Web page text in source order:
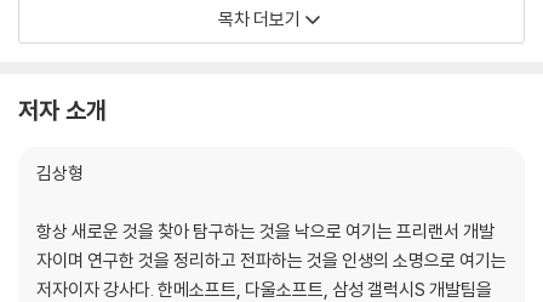
교함으로써 모든 DBMS를 아우르는 호환성 높은 표준 쿼리 작성법을 알려
_ 오광섭 DaulSoft 교육사업팀장
데이터 관리의 탄탄한 기초를 쌓아주며, 여러 종류의 DBMS를 바꿔가며
활용하는 실무 개발자를 위한 훌륭한 문법 레퍼런스입니다.
3장. SQL Server와 MariaDB
3.3 MariaDB
4장. SELECT
4.2 조건문
4.3 정렬
목차 더보기
저자 소개
김상형
항상 새로운 것을 찾아 탐구하는 것을 낙으로 여기는 프리랜서 개발
자이며 연구한 것을 정리하고 전파하는 것을 인생의 소명으로 여기는
저자이자 강사다. 한메소프트, 다울소프트, 삼성 갤럭시S 개발팀을